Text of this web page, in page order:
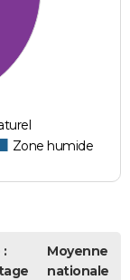
Zone humide
:
Moyenne
nationale